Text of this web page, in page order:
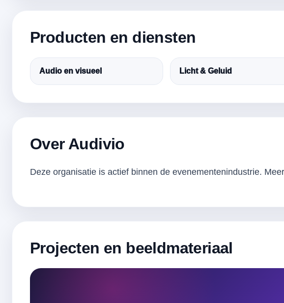
Producten en diensten
Audio en visueel Licht & Geluid
Over Audivio
Deze organisatie is actief binnen de evenementenindustrie.
Projecten en beeldmateriaal